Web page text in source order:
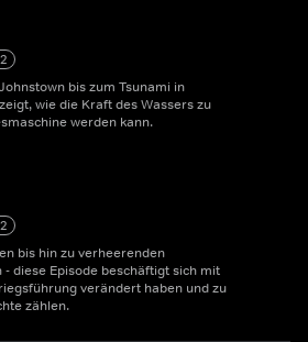
bis zum Tsunami in
wie die Kraft des Wassers zu
werden kann.
bis hin zu verheerenden
diese Episode beschäftigt sich mit
verändert haben und zu
zählen.